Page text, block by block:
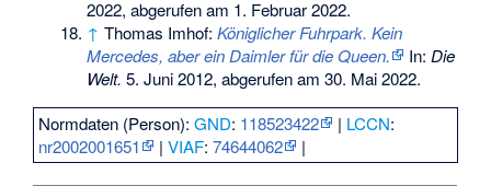
2022, abgerufen am 1. Februar 2022.
↑ Thomas Imhof:Königlicher Fuhrpark. Kein
Mercedes, aber ein Daimler für die Queen.
In:Die
Welt. 5. Juni 2012, abgerufen am 30. Mai 2022.
Normdaten (Person):GND: 118523422 | LCCN:
nr2002001651
|VIAF:74644062 |